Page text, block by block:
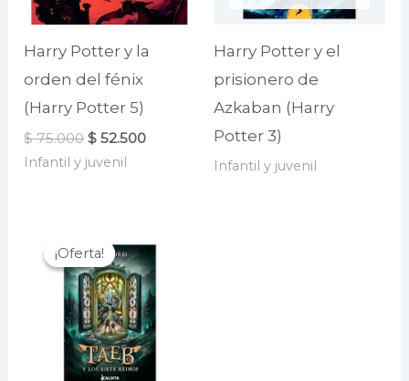
Harry Potter y la
orden del fénix
(Harry Potter 5)
$75.000 El
precio
original
$ 52.500El
Infantil y juvenil
Harry Potter y el
prisionero de
Azkaban (Harry
Potter 3)
Infantil y juvenil
¡Oferta!
¡Oferta!